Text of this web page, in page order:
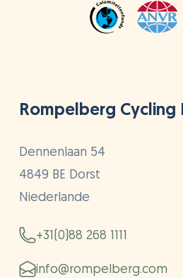
Rompelberg Cycling
Dennenlaan 54
4849 BE Dorst
Niederlande
+31(0)88 268 1111
info@rompelberg.com